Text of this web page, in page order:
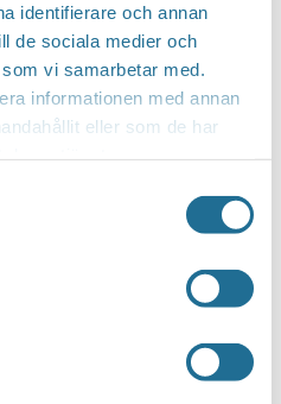
identifierare och annan
de sociala medier och
vi samarbetar med.
informationen med annan
eller som de har
du söker?
SEARCH
website with Google
done by a machine and